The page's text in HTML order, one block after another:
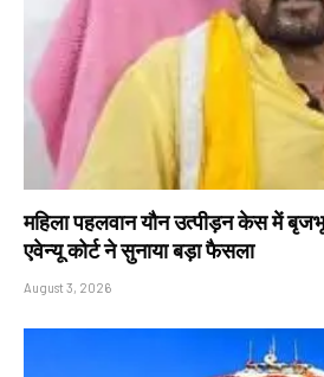
महिला पहलवान यौन उत्पीड़न केस में
एवेन्यू कोर्ट ने सुनाया बड़ा फैसला
August 3, 2026